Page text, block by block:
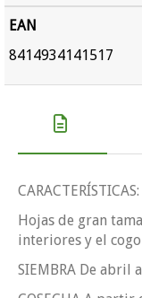
EAN
8414934141517
CARACTERÍSTICAS:
Hojas de gran
interiores y el
SIEMBRA De abril